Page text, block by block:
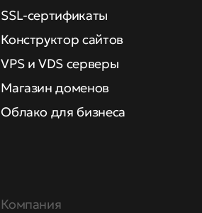
SSL-сертификаты
Конструктор сайтов
VPS и VDS серверы
Магазин доменов
Облако для бизнеса
Компания